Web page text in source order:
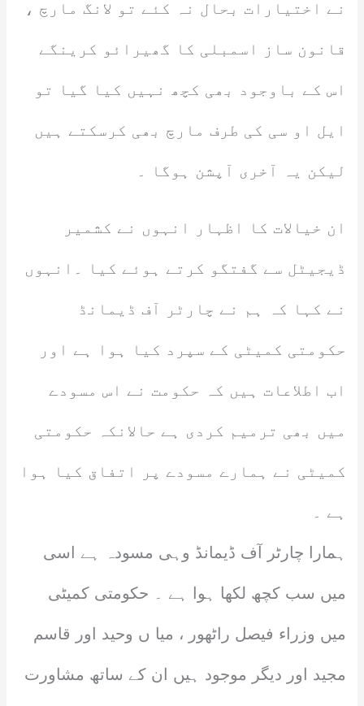
نے اختیارات بحال نہ کئے تو لانگ مارچ ،
قانون ساز اسمبلی کا گھیرائو کرینگے
اس کے باوجود بھی کچھ نہیں کیا گیا تو
ایل او سی کی طرف مارچ بھی کرسکتے ہیں
لیکن یہ آخری آپشن ہوگا ۔
ان خیالات کا اظہار انہوں نے کشمیر
ڈیجیٹل سے گفتگو کرتے ہوئے کیا ۔انہوں
نے کہا کہ ہم نے چارٹر آف ڈیمانڈ
حکومتی کمیٹی کے سپرد کیا ہوا ہے اور
اب اطلاعات ہیں کہ حکومت نے اس مسودے
میں بھی ترمیم کردی ہے حالانکہ حکومتی
کمیٹی نے ہمارے مسودے پر اتفاق کیا ہوا
ہے ۔
ہمارا چارٹر آف ڈیمانڈ وہی مسودہ ہے اسی
میں سب کچھ لکھا ہوا ہے ۔ حکومتی کمیٹی
میں وزراء فیصل راٹھور ، میا ں وحید اور قاسم
مجید اور دیگر موجود ہیں ان کے ساتھ مشاورت